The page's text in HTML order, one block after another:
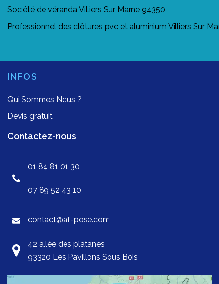
Société de véranda Villiers Sur Marne 94350
Professionnel des clôtures pvc et aluminium Villiers Sur
INFOS
Qui Sommes Nous ?
Devis gratuit
Contactez-nous
01 84 81 01 30
07 89 52 43 10
contact@af-pose.com
42 allée des platanes
93320 Les Pavillons Sous Bois